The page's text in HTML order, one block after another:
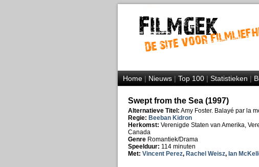
Home|Nieuws|Top 100|Statistieken|
Swept from the Sea (1997)
Alternatieve Titel: Amy Foster. Balayé par la
Regie: Beeban Kidron
Herkomst: Verenigde Staten van Amerika,
Canada
Genre Romantiek/Drama
Speelduur: 114 minuten
Met: Vincent Perez, Rachel Weisz, Ian